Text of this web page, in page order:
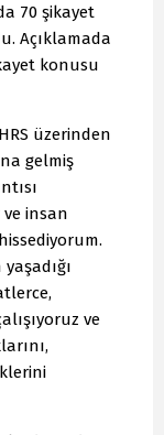
70 şikayet
Açıklamada
konusu
üzerinden
gelmiş
ve insan
ve